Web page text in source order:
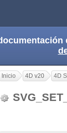
Inicio 4D v20 4D